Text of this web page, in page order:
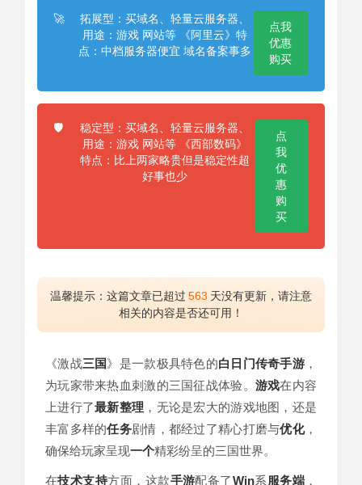
🚀
拓展型：买域名、轻量云服务器、
用途：游戏 网站等 《阿里云》特
点：中档服务器便宜 域名备案事多
点我
优惠
购买
🛡️
稳定型：买域名、轻量云服务器、
用途：游戏 网站等 《西部数码》
特点：比上两家略贵但是稳定性超
好事也少
点
我
优
惠
购
买
温馨提示：这篇文章已超过 563 天没有更新，请注意
相关的内容是否还可用！
《激战三国》是一款极具特色的白日门传奇手游 ，
为玩家带来热血刺激的三国征战体验。 游戏在内容
上进行了最新整理 ，无论是宏大的游戏地图，还是
丰富多样的任务剧情，都经过了精心打磨与优化，
确保给玩家呈现一个精彩纷呈的三国世界。
在技术支持方面，这款手游配备了Win系服务端 ，